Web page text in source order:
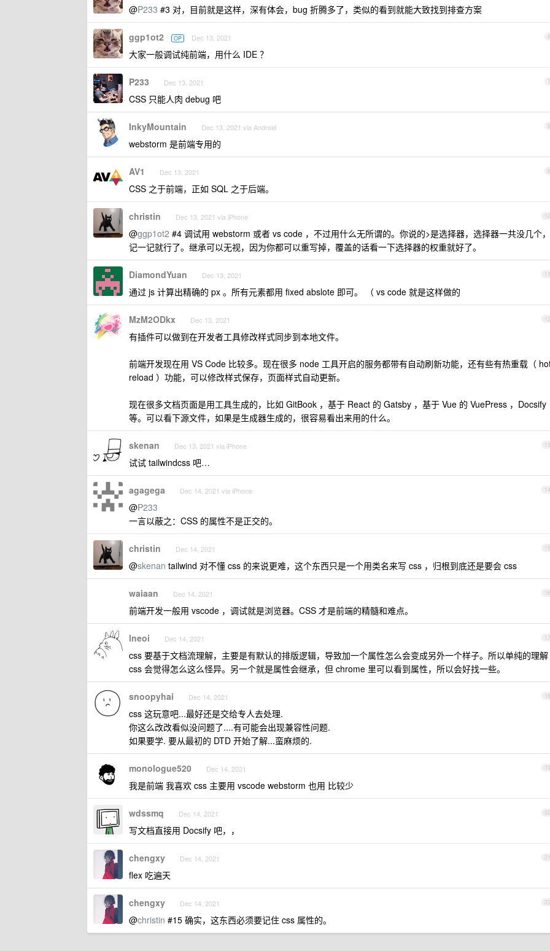
@P233 #3 对，目前就是这样，深有体会，bug 折腾多了，类似的看到就能大致找到排查方案
6
ggp1ot2 OP Dec 13, 2021
大家一般调试纯前端，用什么 IDE ？
7
P233 Dec 13, 2021
CSS 只能人肉 debug 吧
8
InkyMountain Dec 13, 2021 via Android
webstorm 是前端专用的
9
AV1 Dec 13, 2021
CSS 之于前端，正如 SQL 之于后端。
10
christin Dec 13, 2021 via iPhone
@ggp1ot2 #4 调试用 webstorm 或者 vs code ，不过用什么无所谓的。你说的>是选择器，选择器一共没几个，
记一记就行了。继承可以无视，因为你都可以重写掉，覆盖的话看一下选择器的权重就好了。
11
DiamondYuan Dec 13, 2021
通过 js 计算出精确的 px 。所有元素都用 fixed abslote 即可。 （ vs code 就是这样做的
12
MzM2ODkx Dec 13, 2021
有插件可以做到在开发者工具修改样式同步到本地文件。
前端开发现在用 VS Code 比较多。现在很多 node 工具开启的服务都带有自动刷新功能，还有些有热重载（
reload ）功能，可以修改样式保存，页面样式自动更新。
现在很多文档页面是用工具生成的，比如 GitBook ，基于 React 的 Gatsby ，基于 Vue 的 VuePress ，Docsify
等。可以看下源文件，如果是生成器生成的，很容易看出来用的什么。
13
skenan Dec 13, 2021 via iPhone
试试 tailwindcss 吧…
14
agagega Dec 14, 2021 via iPhone
@P233
一言以蔽之：CSS 的属性不是正交的。
15
christin Dec 14, 2021
@skenan tailwind 对不懂 css 的来说更难，这个东西只是一个用类名来写 css ，归根到底还是要会 css
16
waiaan Dec 14, 2021
前端开发一般用 vscode ，调试就是浏览器。CSS 才是前端的精髓和难点。
17
lneoi Dec 14, 2021
css 要基于文档流理解，主要是有默认的排版逻辑，导致加一个属性怎么会变成另外一个样子。所以单纯的理解
css 会觉得怎么这么怪异。另一个就是属性会继承，但 chrome 里可以看到属性，所以会好找一些。
18
snoopyhai Dec 14, 2021
css 这玩意吧...最好还是交给专人去处理.
你这么改改看似没问题了....有可能会出现兼容性问题.
如果要学. 要从最初的 DTD 开始了解...蛮麻烦的.
19
monologue520 Dec 14, 2021
我是前端 我喜欢 css 主要用 vscode webstorm 也用 比较少
20
wdssmq Dec 14, 2021
写文档直接用 Docsify 吧，，
21
chengxy Dec 14, 2021
flex 吃遍天
22
chengxy Dec 14, 2021
@christin #15 确实，这东西必须要记住 css 属性的。